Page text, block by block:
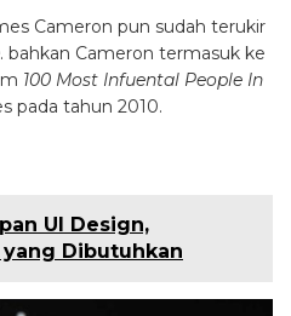
Cameron pun sudah terukir
. bahkan Cameron termasuk ke
100 Most Infuental People In
pada tahun 2010.
UI Design,
Dibutuhkan